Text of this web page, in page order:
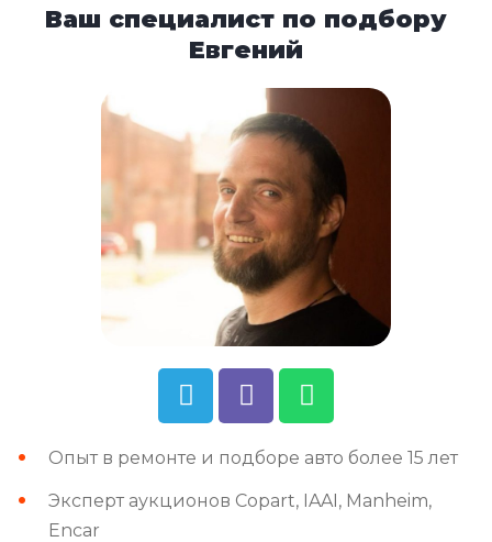
Ваш специалист по подбору
Евгений
Опыт в ремонте и подборе авто более 15 лет
Эксперт аукционов Copart, IAAI, Manheim,
Encar